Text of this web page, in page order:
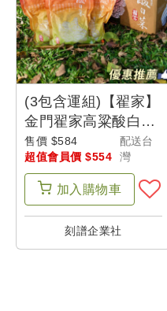
的
訂
單
我
的
折
價
券
(3包含運組)【翟家】
金門翟家高粱酸白菜
(600g/包)
售價 $584
超值會員價 $554
配送台
灣
加入購物車
刻譜企業社